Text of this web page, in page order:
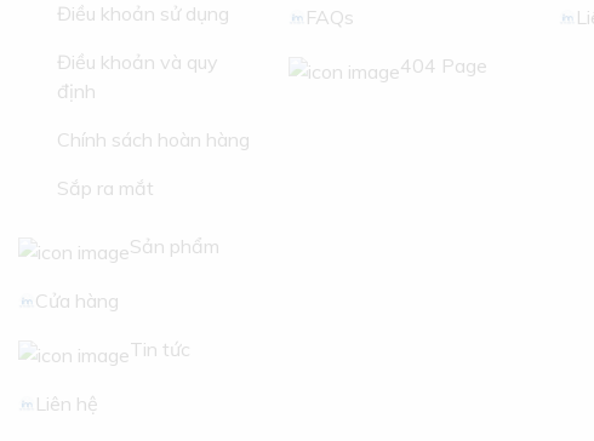
Điều khoản sử dụng
Điều khoản và quy
định
Chính sách hoàn hàng
Sắp ra mắt
Sản phẩm
Cửa hàng
Tin tức
Liên hệ
FAQs
404 Page